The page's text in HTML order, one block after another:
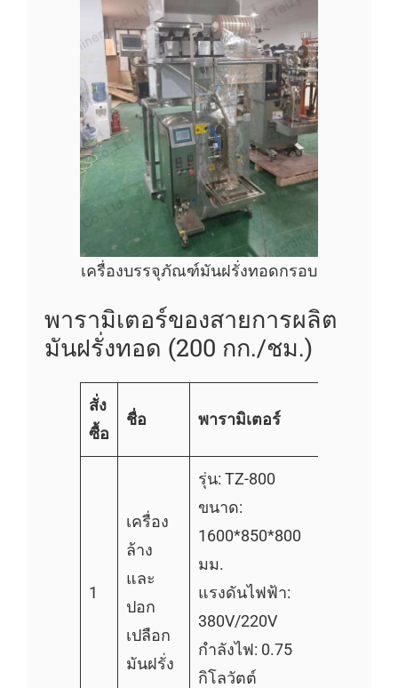
เครื่องบรรจุภัณฑ์มันฝรั่งทอดกรอบ
พารามิเตอร์ของสายการผลิต
มันฝรั่งทอด (200 กก./ชม.)
สั่ง
ซื้อ
ชื่อ พารามิเตอร์
1
เครื่อง
ล้าง
และ
ปอก
เปลือก
มันฝรั่ง
รุ่น: TZ-800
ขนาด:
1600*850*800
มม.
แรงดันไฟฟ้า:
380V/220V
กำลังไฟ: 0.75
กิโลวัตต์